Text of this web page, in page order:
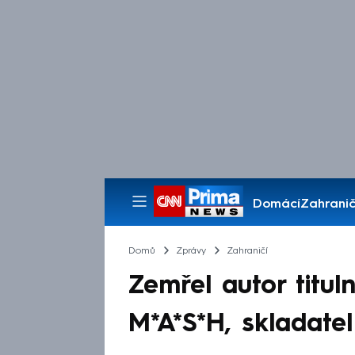
Domácí
Pořady
Domů Zprávy Zahraničí
Zemřel autor
M*A*S*H,